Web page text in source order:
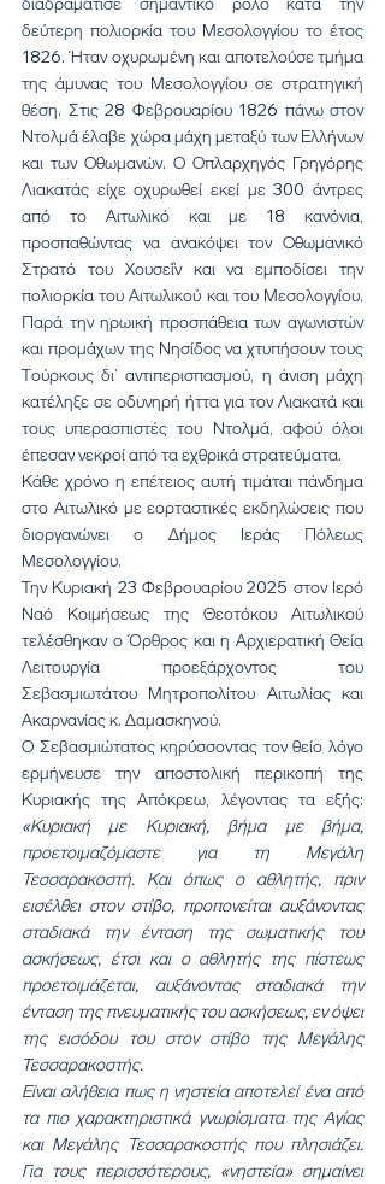
δεύτερη πολιορκία του Μεσολογγίου το έτος
1826. Ήταν οχυρωμένη και αποτελούσε τμήμα
της άμυνας του Μεσολογγίου σε στρατηγική
θέση. Στις 28 Φεβρουαρίου 1826 πάνω στον
Ντολμά έλαβε χώρα μάχη μεταξύ των Ελλήνων
και των Οθωμανών. Ο Οπλαρχηγός Γρηγόρης
Λιακατάς είχε οχυρωθεί εκεί με 300 άντρες
από το Αιτωλικό και με 18 κανόνια,
προσπαθώντας να ανακόψει τον Οθωμανικό
Στρατό του Χουσεΐν και να εμποδίσει την
πολιορκία του Αιτωλικού και του Μεσολογγίου.
Παρά την ηρωική προσπάθεια των αγωνιστών
και προμάχων της Νησίδος να χτυπήσουν τους
Τούρκους δι’ αντιπερισπασμού, η άνιση μάχη
κατέληξε σε οδυνηρή ήττα για τον Λιακατά και
τους υπερασπιστές του Ντολμά, αφού όλοι
έπεσαν νεκροί από τα εχθρικά στρατεύματα.
Κάθε χρόνο η επέτειος αυτή τιμάται πάνδημα
στο Αιτωλικό με εορταστικές εκδηλώσεις που
διοργανώνει ο Δήμος Ιεράς Πόλεως
Μεσολογγίου.
Την Κυριακή 23 Φεβρουαρίου 2025 στον Ιερό
Ναό Κοιμήσεως της Θεοτόκου Αιτωλικού
τελέσθηκαν ο Όρθρος και η Αρχιερατική Θεία
Λειτουργία προεξάρχοντος του
Σεβασμιωτάτου Μητροπολίτου Αιτωλίας και
Ακαρνανίας κ. Δαμασκηνού.
Ο Σεβασμιώτατος κηρύσσοντας τον θείο λόγο
ερμήνευσε την αποστολική περικοπή της
«Κυριακή με Κυριακή, βήμα με βήμα,
προετοιμαζόμαστε για τη Μεγάλη
Τεσσαρακοστή. Και όπως ο αθλητής, πριν
εισέλθει στον στίβο, προπονείται αυξάνοντας
σταδιακά την ένταση της σωματικής του
ασκήσεως, έτσι και ο αθλητής της πίστεως
προετοιμάζεται, αυξάνοντας σταδιακά την
ένταση της πνευματικής του ασκήσεως, εν όψει
της εισόδου του στον στίβο της Μεγάλης
Τεσσαρακοστής.
Είναι αλήθεια πως η νηστεία αποτελεί ένα από
τα πιο χαρακτηριστικά γνωρίσματα της Αγίας
και Μεγάλης Τεσσαρακοστής που πλησιάζει.
Για τους περισσότερους, «νηστεία» σημαίνει